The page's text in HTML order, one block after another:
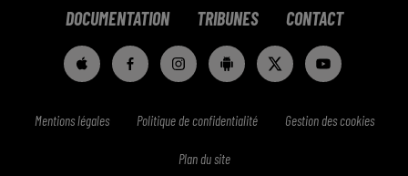
DOCUMENTATION TRIBUNES CONTACT
Mentions légales Politique de confidentialité Gestion des cookies
Plan du site